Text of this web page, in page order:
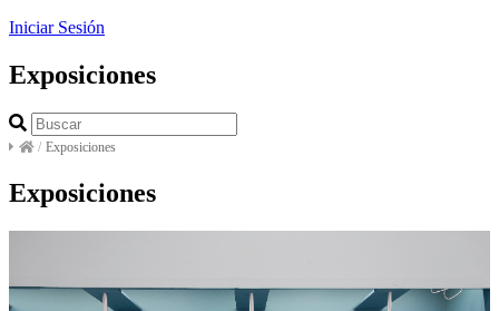
Iniciar Sesión
Exposiciones
/ Exposiciones
Exposiciones